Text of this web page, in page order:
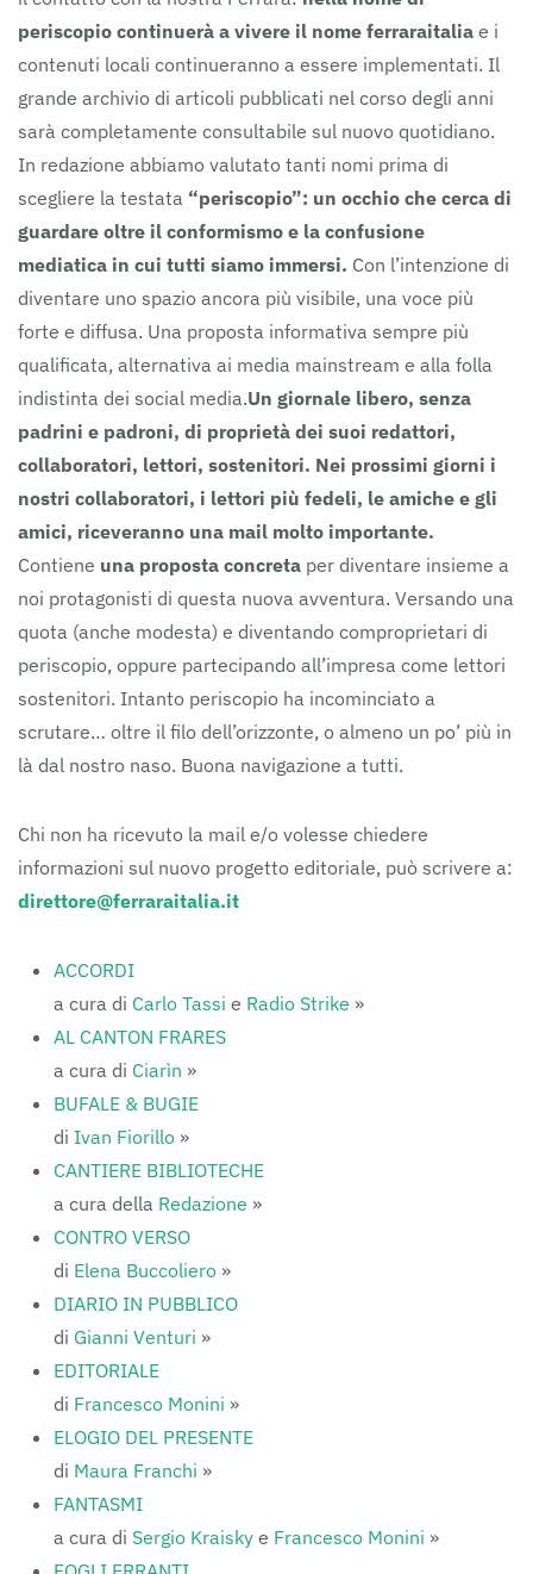
periscopio continuerà a vivere il nome ferraraitalia e i
contenuti locali continueranno a essere implementati. Il
grande archivio di articoli pubblicati nel corso degli anni
sarà completamente consultabile sul nuovo quotidiano.
In redazione abbiamo valutato tanti nomi prima di
scegliere la testata “periscopio”: un occhio che cerca di
guardare oltre il conformismo e la confusione
mediatica in cui tutti siamo immersi. Con l’intenzione di
diventare uno spazio ancora più visibile, una voce più
forte e diffusa. Una proposta informativa sempre più
qualificata, alternativa ai media mainstream e alla folla
indistinta dei social media.Un giornale libero, senza
padrini e padroni, di proprietà dei suoi redattori,
collaboratori, lettori, sostenitori. Nei prossimi giorni i
nostri collaboratori, i lettori più fedeli, le amiche e gli
amici, riceveranno una mail molto importante.
Contiene una proposta concreta per diventare insieme a
noi protagonisti di questa nuova avventura. Versando una
quota (anche modesta) e diventando comproprietari di
periscopio, oppure partecipando all’impresa come lettori
sostenitori. Intanto periscopio ha incominciato a
scrutare… oltre il filo dell’orizzonte, o almeno un po’ più in
là dal nostro naso. Buona navigazione a tutti.
Chi non ha ricevuto la mail e/o volesse chiedere
informazioni sul nuovo progetto editoriale, può scrivere a:
direttore@ferraraitalia.it
ACCORDI
a cura di Carlo Tassi e Radio Strike »
AL CANTON FRARES
a cura di Ciarìn »
BUFALE & BUGIE
di Ivan Fiorillo »
CANTIERE BIBLIOTECHE
a cura della Redazione »
CONTRO VERSO
di Elena Buccoliero »
DIARIO IN PUBBLICO
di Gianni Venturi »
EDITORIALE
di Francesco Monini »
ELOGIO DEL PRESENTE
di Maura Franchi »
FANTASMI
a cura di Sergio Kraisky e Francesco Monini »